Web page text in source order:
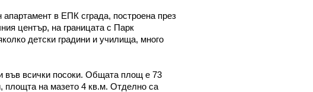
в ЕПК сграда, построена през
център, на границата с Парк
детски градини и училища, много
във всички посоки. Общата площ е 73
площта на мазето 4 кв.м. Отделно са